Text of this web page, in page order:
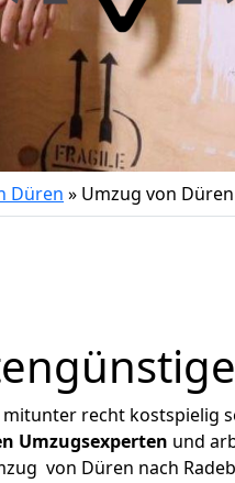
Düren » Umzug von
recht kostspielig
Umzugsexperten und
von Düren nach